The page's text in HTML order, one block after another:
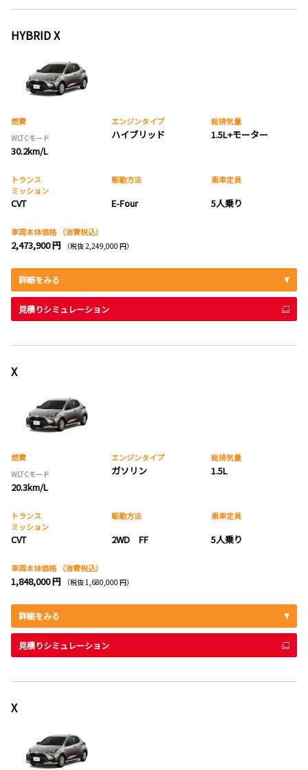
HYBRID X
燃費
WLTCモード
30.2km/L
エンジンタイプ
ハイブリッド
総排気量
1.5L+モーター
トランス
ミッション
CVT
駆動方法
E-Four
乗車定員
5人乗り
車両本体価格 （消費税込）
2,473,900 円 （税抜 2,249,000 円）
詳細をみる
見積りシミュレーション
X
燃費
WLTCモード
20.3km/L
エンジンタイプ
ガソリン
総排気量
1.5L
トランス
ミッション
CVT
駆動方法
2WD FF
乗車定員
5人乗り
車両本体価格 （消費税込）
1,848,000 円 （税抜 1,680,000 円）
詳細をみる
見積りシミュレーション
X